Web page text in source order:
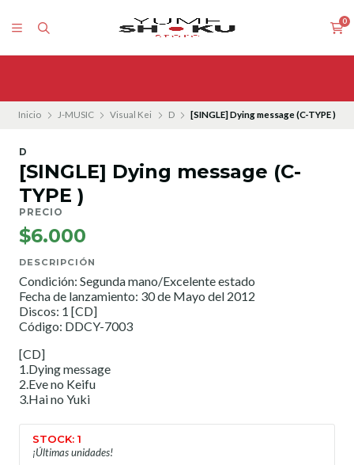
0
Inicio J-MUSIC Visual Kei D [SINGLE] Dying message (C-TYPE )
D
[SINGLE] Dying message (C-
TYPE )
PRECIO
$6.000
DESCRIPCIÓN
Condición: Segunda mano/Excelente estado
Fecha de lanzamiento: 30 de Mayo del 2012
Discos: 1 [CD]
Código: DDCY-7003
[CD]
1.Dying message
2.Eve no Keifu
3.Hai no Yuki
STOCK: 1
¡Últimas unidades!